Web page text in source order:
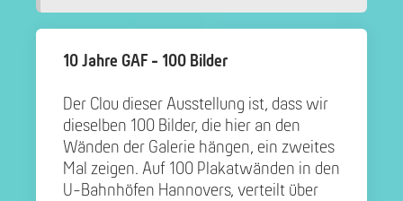
10 Jahre GAF - 100 Bilder
Der Clou dieser Ausstellung ist, dass wir
dieselben 100 Bilder, die hier an den
Wänden der Galerie hängen, ein zweites
Mal zeigen. Auf 100 Plakatwänden in den
U-Bahnhöfen Hannovers, verteilt über